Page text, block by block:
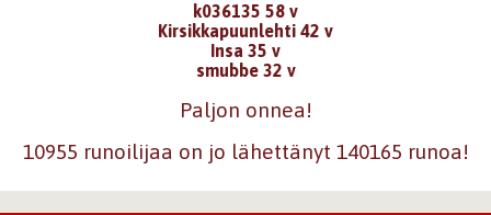
k036135 58 v
Kirsikkapuunlehti 42 v
Insa 35 v
smubbe 32 v
Paljon onnea!
10955 runoilijaa on jo lähettänyt 140165 runoa!